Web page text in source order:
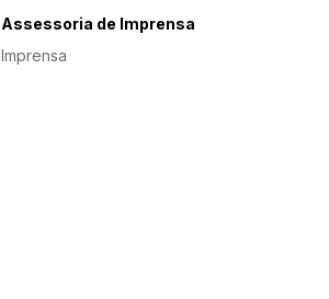
Assessoria de Imprensa
Imprensa